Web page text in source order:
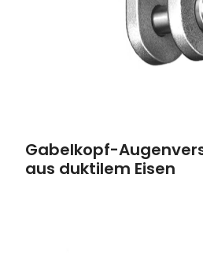
Gabelkopf-
aus duktilem Eisen